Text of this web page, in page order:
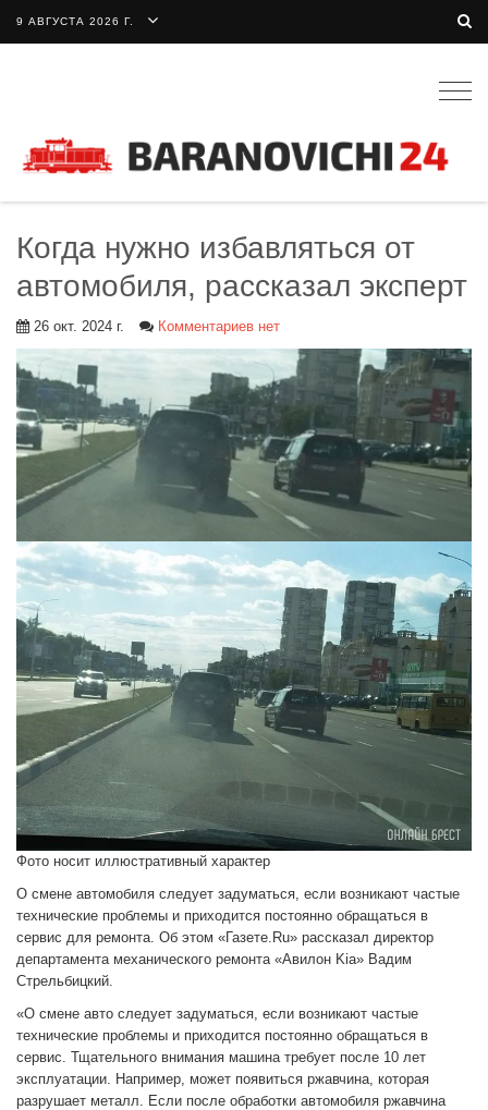
9 АВГУСТА 2026 Г.
Когда нужно избавляться от
автомобиля, рассказал эксперт
26 окт. 2024 г. Комментариев нет
Фото носит иллюстративный характер
О смене автомобиля следует задуматься, если возникают частые
технические проблемы и приходится постоянно обращаться в
сервис для ремонта. Об этом «Газете.Ru» рассказал директор
департамента механического ремонта «Авилон Kia» Вадим
Стрельбицкий.
«О смене авто следует задуматься, если возникают частые
технические проблемы и приходится постоянно обращаться в
сервис. Тщательного внимания машина требует после 10 лет
эксплуатации. Например, может появиться ржавчина, которая
разрушает металл. Если после обработки автомобиля ржавчина